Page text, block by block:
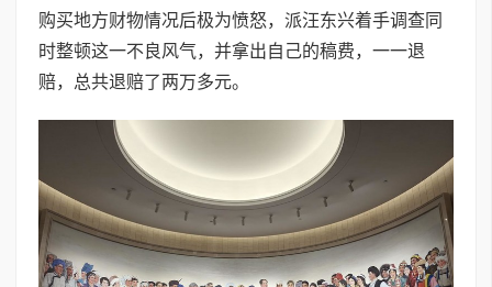
购买地方财物情况后极为愤怒，派汪东兴着手调查同
时整顿这一不良风气，并拿出自己的稿费，一一退
赔，总共退赔了两万多元。